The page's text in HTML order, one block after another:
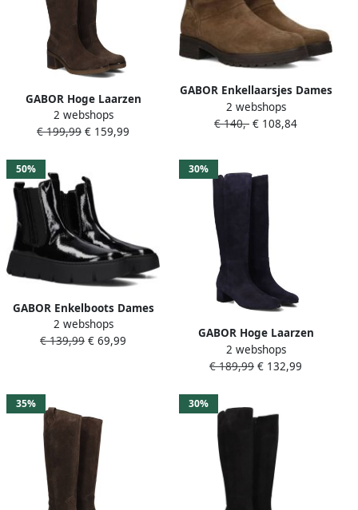
GABOR Hoge Laarzen
Dames 857 Maat: 43
Materiaal: Suède Kleur:
2 webshops
€ 199,99 € 159,99
GABOR Enkellaarsjes Dames
092 Maat: 44 Materiaal:
Suède Kleur: Bruin
2 webshops
€ 140,- € 108,84
50%
GABOR Enkelboots Dames
743.2 Maat: 37 5 Materiaal:
Lakleer Kleur: Zwart
2 webshops
€ 139,99 € 69,99
30%
GABOR Hoge Laarzen
Dames 689 Maat: 43
Materiaal: Suède Kleur:
2 webshops
€ 189,99 € 132,99
35% 30%